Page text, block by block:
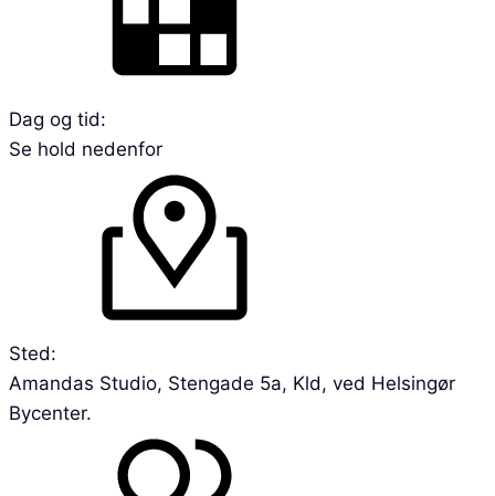
Dag og tid:
Se hold nedenfor
Sted:
Amandas Studio, Stengade 5a, Kld, ved Helsingør
Bycenter.